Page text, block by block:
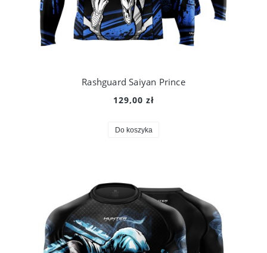
Rashguard Saiyan Prince
129,00 zł
Do koszyka